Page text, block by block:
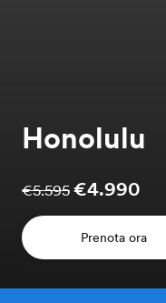
Honolulu
€5.595€4.990
Prenota ora